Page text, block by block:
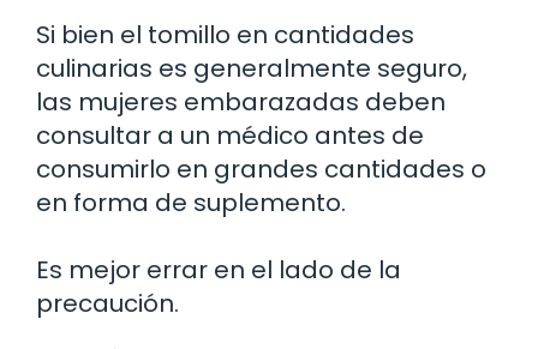
Si bien el tomillo en cantidades
culinarias es generalmente seguro,
las mujeres embarazadas deben
consultar a un médico antes de
consumirlo en grandes cantidades o
en forma de suplemento.
Es mejor errar en el lado de la
precaución.